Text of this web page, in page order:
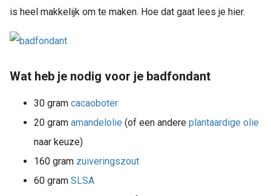
is heel makkelijk om te maken. Hoe dat gaat lees je hier.
Wat heb je nodig voor je badfondant
30 gram cacaoboter
20 gram amandelolie (of een andere plantaardige olie
naar keuze)
160 gram zuiveringszout
60 gram SLSA